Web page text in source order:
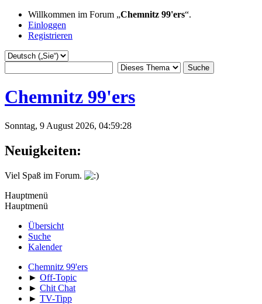
Willkommen im Forum „Chemnitz 99'ers“.
Einloggen
Registrieren
Chemnitz 99'ers
Sonntag, 9 August 2026, 04:59:28
Neuigkeiten:
Viel Spaß im Forum.
Hauptmenü
Hauptmenü
Übersicht
Suche
Kalender
Chemnitz 99'ers
► Off-Topic
► Chit Chat
► TV-Tipp